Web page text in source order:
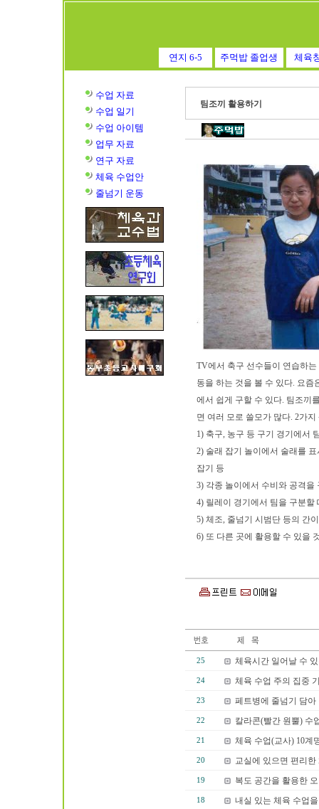
연지 6-5 주먹밥 졸업생 체육
수업 자료
수업 일기
수업 아이템
업무 자료
연구 자료
체육 수업안
줄넘기 운동
팀조끼 활용하기
TV에서 축구 선수들이 연습하
동을 하는 것을 볼 수 있다. 요
에서 쉽게 구할 수 있다. 팀조끼
면 여러 모로 쓸모가 많다. 2가
1) 축구, 농구 등 구기 경기에서
2) 술래 잡기 놀이에서 술래를
잡기 등
3) 각종 놀이에서 수비와 공격을
4) 릴레이 경기에서 팀을 구분
5) 체조, 줄넘기 시범단 등의 간
6) 또 다른 곳에 활용할 수 있을
25 체육시간 일어날 수
24 체육 수업 주의 집중
23 페트병에 줄넘기 담아
22 칼라콘(빨간 원뿔) 수
21 체육 수업(교사) 10계
20 교실에 있으면 편리한
19 복도 공간을 활용한
18 내실 있는 체육 수업